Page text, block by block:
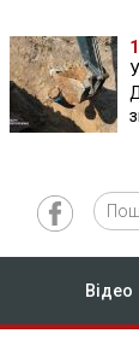
Відео